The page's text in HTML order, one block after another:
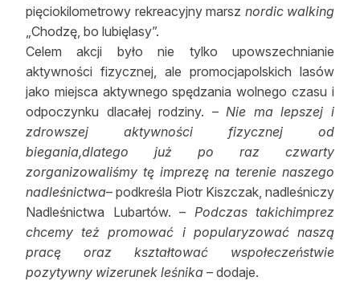
pięciokilometrowy rekreacyjny marsz nordic walking
„Chodzę, bo lubięlasy”.
Celem akcji było nie tylko upowszechnianie
aktywności fizycznej, ale promocjapolskich lasów
jako miejsca aktywnego spędzania wolnego czasu i
odpoczynku dlacałej rodziny. – Nie ma lepszej i
zdrowszej aktywności fizycznej od
biegania,dlatego już po raz czwarty
zorganizowaliśmy tę imprezę na terenie naszego
nadleśnictwa– podkreśla Piotr Kiszczak, nadleśniczy
Nadleśnictwa Lubartów. – Podczas takichimprez
chcemy też promować i popularyzować naszą
pracę oraz kształtować wspołeczeństwie
pozytywny wizerunek leśnika – dodaje.